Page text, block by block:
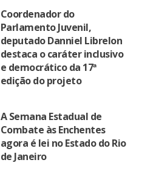
Coordenador do
Parlamento Juvenil,
deputado Danniel Librelon
destaca o caráter inclusivo
e democrático da 17ª
edição do projeto
A Semana Estadual de
Combate às Enchentes
agora é lei no Estado do Rio
de Janeiro